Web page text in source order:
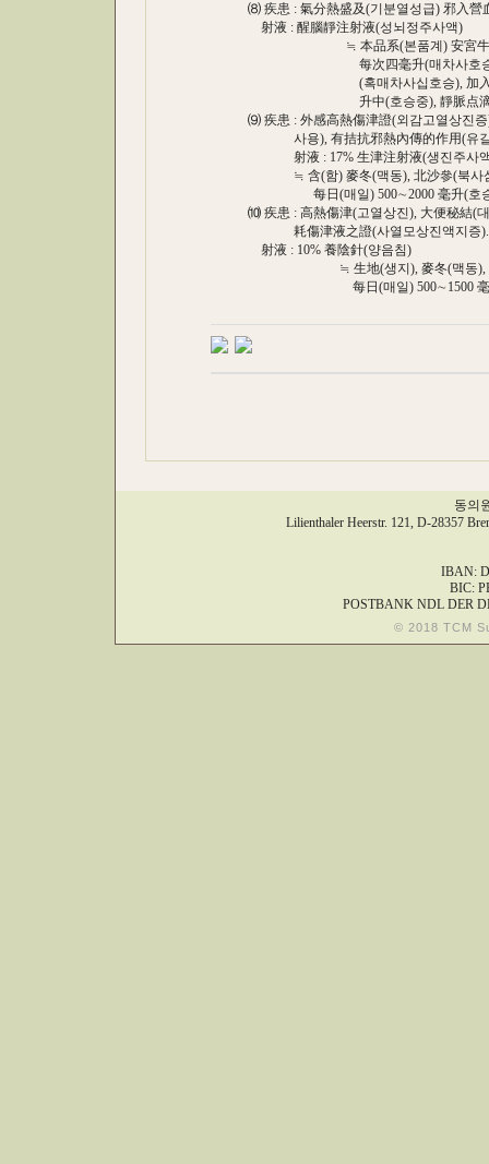
⑻ 疾患 : 氣分熱盛及(기분열성급) 邪入營
射液 : 醒腦靜注射液(성뇌정주사액)
≒ 本品系(본품계) 安宮牛黃丸(안
每次四毫升(매차사호승), 肌肉
(혹매차사십호승), 加入(가입)
升中(호승중), 靜脈点滴(정
⑼ 疾患 : 外感高熱傷津證(외감고열상
사용), 有拮抗邪熱內傳的作用(유길
射液 : 17% 生津注射液(생진주사
≒ 含(함) 麥冬(맥동), 北沙參(북사삼),
每日(매일) 500∼2000 毫升(호승),
⑽ 疾患 : 高熱傷津(고열상진), 大便秘
耗傷津液之證(사열모상진액지증).
射液 : 10% 養陰針(양음침)
≒ 生地(생지), 麥冬(맥동), 玄參(
每日(매일) 500∼1500 毫升(호
동의
Lilienthaler Heerstr. 121, D-28357
IBAN:
BIC:
POSTBANK NDL DER
© 2018 TCM